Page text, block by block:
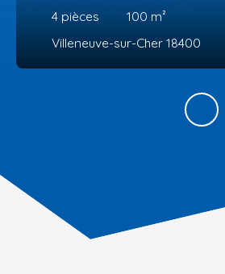
4 pièces 100 m²
Villeneuve-sur-Cher 18400